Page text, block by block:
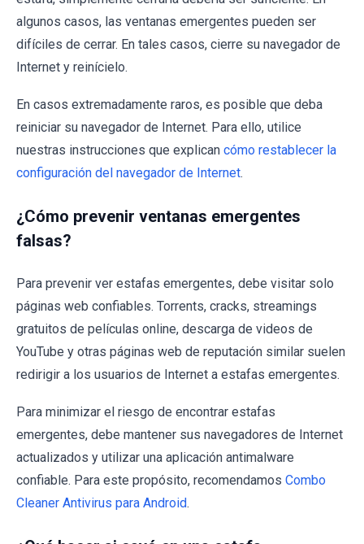
algunos casos, las ventanas emergentes pueden ser
difíciles de cerrar. En tales casos, cierre su navegador de
Internet y reinícielo.
En casos extremadamente raros, es posible que deba
reiniciar su navegador de Internet. Para ello, utilice
nuestras instrucciones que explican cómo restablecer la
configuración del navegador de Internet.
¿Cómo prevenir ventanas emergentes
falsas?
Para prevenir ver estafas emergentes, debe visitar solo
páginas web confiables. Torrents, cracks, streamings
gratuitos de películas online, descarga de videos de
YouTube y otras páginas web de reputación similar suelen
redirigir a los usuarios de Internet a estafas emergentes.
Para minimizar el riesgo de encontrar estafas
emergentes, debe mantener sus navegadores de Internet
actualizados y utilizar una aplicación antimalware
confiable. Para este propósito, recomendamos Combo
Cleaner Antivirus para Android.